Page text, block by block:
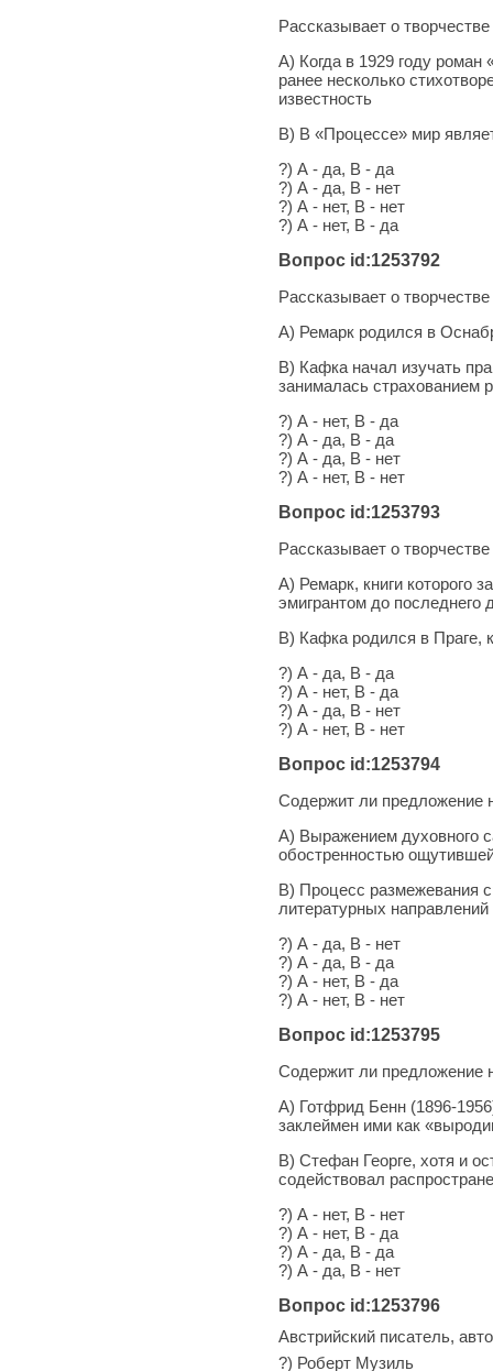
Рассказывает о
А) Когда в 1929 году
ранее несколько
известность
В) В «Процессе» мир
?) А - да, В - да
?) А - да, В - нет
?) А - нет, В - нет
?) А - нет, В - да
Вопрос id:1253792
Рассказывает о
А) Ремарк родился в
В) Кафка начал изучать
занималась страхованием
?) А - нет, В - да
?) А - да, В - да
?) А - да, В - нет
?) А - нет, В - нет
Вопрос id:1253793
Рассказывает о
А) Ремарк, книги которого
эмигрантом до последнего
В) Кафка родился в Праге,
?) А - да, В - да
?) А - нет, В - да
?) А - да, В - нет
?) А - нет, В - нет
Вопрос id:1253794
Содержит ли предложение
А) Выражением духовного
обостренностью
В) Процесс размежевания
литературных направлений
?) А - да, В - нет
?) А - да, В - да
?) А - нет, В - да
?) А - нет, В - нет
Вопрос id:1253795
Содержит ли предложение
А) Готфрид Бенн (1896-
заклеймен ими как
В) Стефан Георге, хотя и
содействовал
?) А - нет, В - нет
?) А - нет, В - да
?) А - да, В - да
?) А - да, В - нет
Вопрос id:1253796
Австрийский писатель,
?) Роберт Музиль